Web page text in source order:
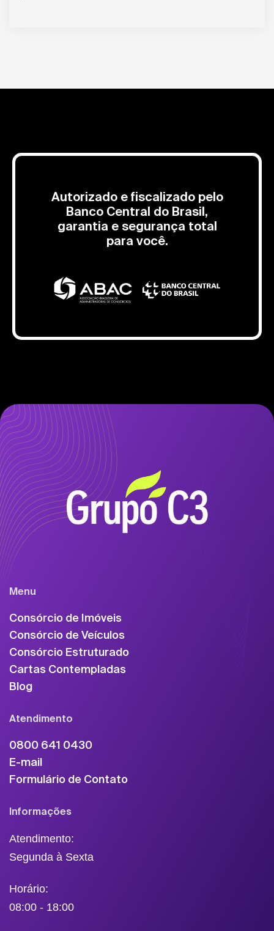
Autorizado e fiscalizado pelo
Banco Central do Brasil,
garantia e segurança total
para você.
Menu
Consórcio de Imóveis
Consórcio de Veículos
Consórcio Estruturado
Cartas Contempladas
Blog
Atendimento
0800 641 0430
E-mail
Formulário de Contato
Informações
Atendimento:
Segunda à Sexta
Horário:
08:00 - 18:00